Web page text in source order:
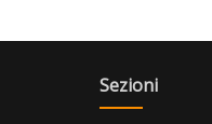
Sezioni